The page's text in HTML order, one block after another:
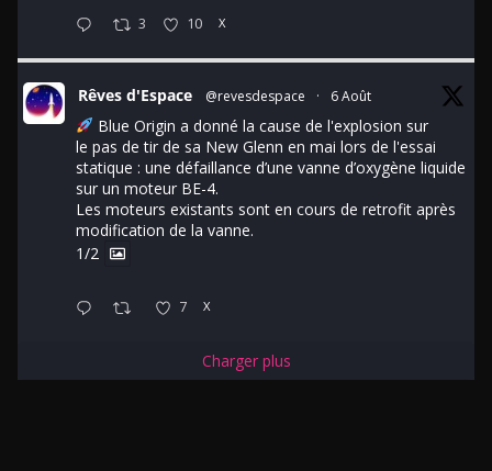
3 10 X
Rêves d'Espace @revesdespace · 6 Août
Blue Origin a donné la cause de l'explosion sur
le pas de tir de sa New Glenn en mai lors de l'essai
statique : une défaillance d’une vanne d’oxygène liquide
sur un moteur BE-4.
Les moteurs existants sont en cours de retrofit après
modification de la vanne.
1/2
7 X
Charger plus